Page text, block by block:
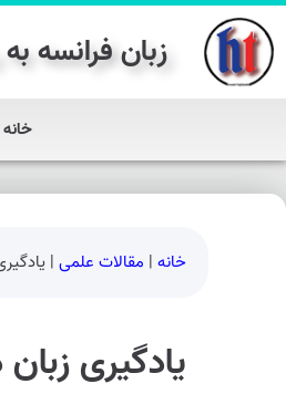
زبان فرانسه
خانه
خانه | مقالات علمی |
یادگیری